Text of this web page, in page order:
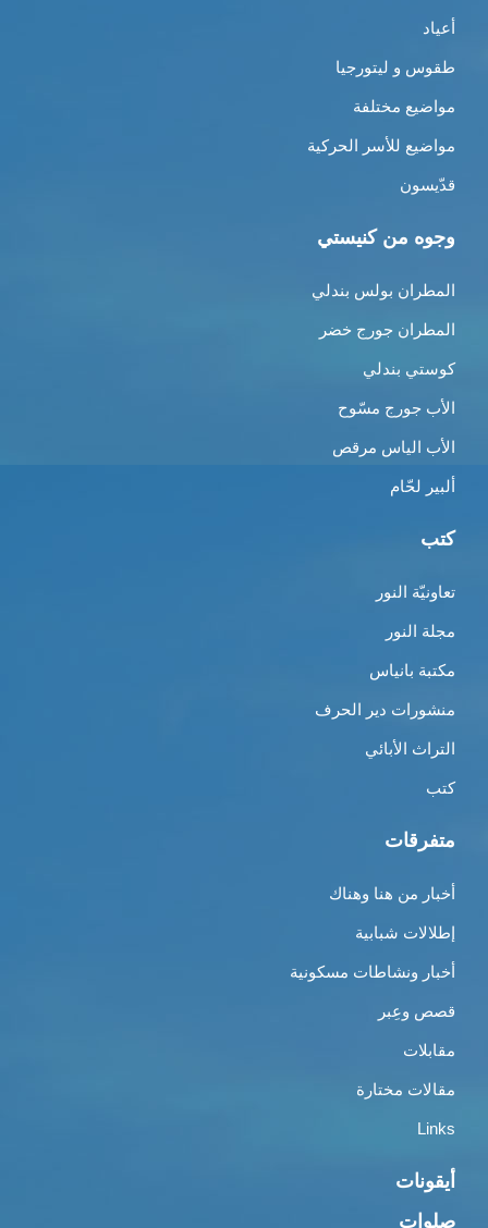
أعياد
طقوس و ليتورجيا
مواضيع مختلفة
مواضيع للأسر الحركية
قدّيسون
وجوه من كنيستي
المطران بولس بندلي
المطران جورج خضر
كوستي بندلي
الأب جورج مسّوح
الأب الياس مرقص
ألبير لحّام
كتب
تعاونيّة النور
مجلة النور
مكتبة بانياس
منشورات دير الحرف
التراث الأبائي
كتب
متفرقات
أخبار من هنا وهناك
إطلالات شبابية
أخبار ونشاطات مسكونية
قصص وعِبر
مقابلات
مقالات مختارة
Links
أيقونات
صلوات